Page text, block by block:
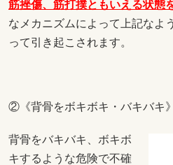
筋挫傷、筋打撲ともいえる状態
なメカニズムによって上記なよ
って引き起こされます。
②《背骨をボキボキ・バキバキ》
背骨をバキバキ、ボキボ
キするような危険で不確